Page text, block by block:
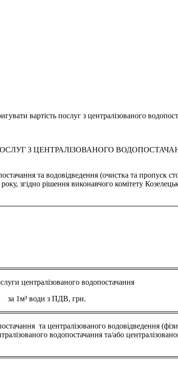
вартість послуг з централізованого
З ЦЕНТРАЛІЗОВАНОГО
та водовідведення (очистка та пропуск
згідно рішення виконавчого комітету
централізованого водопостачання
за 1м³ води з ПДВ, грн.
та централізованого водовідведення
водопостачання та/або